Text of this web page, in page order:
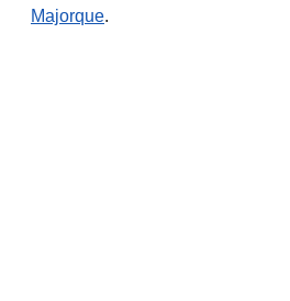
Majorque.